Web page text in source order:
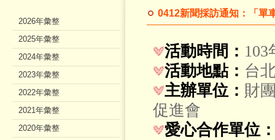
0412新聞採訪通知：「單
活動時間： 103
活動地點： 台
主辦單位： 財
促進會
愛心合作單位
2026年彙整
2025年彙整
2024年彙整
2023年彙整
2022年彙整
2021年彙整
2020年彙整